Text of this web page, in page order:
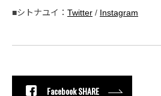
■シトナユイ： Twitter / Instagram
Facebook SHARE